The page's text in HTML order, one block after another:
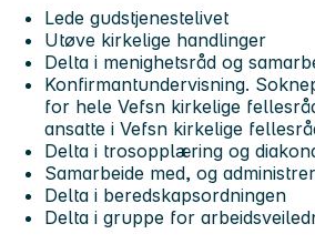
Lede gudstjenestelivet
Utøve kirkelige handlinger
Delta i menighetsråd og
Konfirmantundervisning.
for hele Vefsn kirkelige
ansatte i Vefsn kirkelige
Delta i trosopplæring og
Samarbeide med, og
Delta i beredskapsordningen
Delta i gruppe for